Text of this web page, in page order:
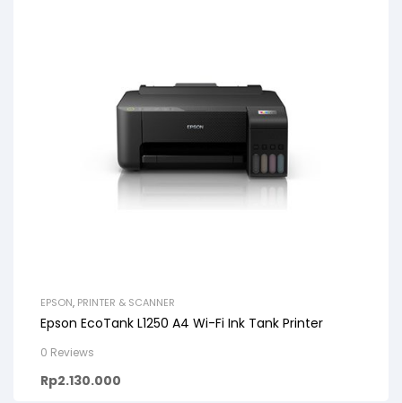
EPSON, PRINTER & SCANNER
Epson EcoTank L1250 A4 Wi-Fi Ink Tank Printer
0 Reviews
Rp2.130.000